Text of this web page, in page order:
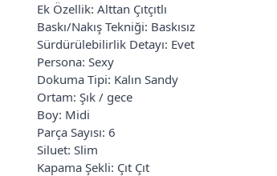
Ek Özellik: Alttan Çıtçıtlı
Baskı/Nakış Tekniği: Baskısız
Sürdürülebilirlik Detayı: Evet
Persona: Sexy
Dokuma Tipi: Kalın Sandy
Ortam: Şık / gece
Boy: Midi
Parça Sayısı: 6
Siluet: Slim
Kapama Şekli: Çıt Çıt